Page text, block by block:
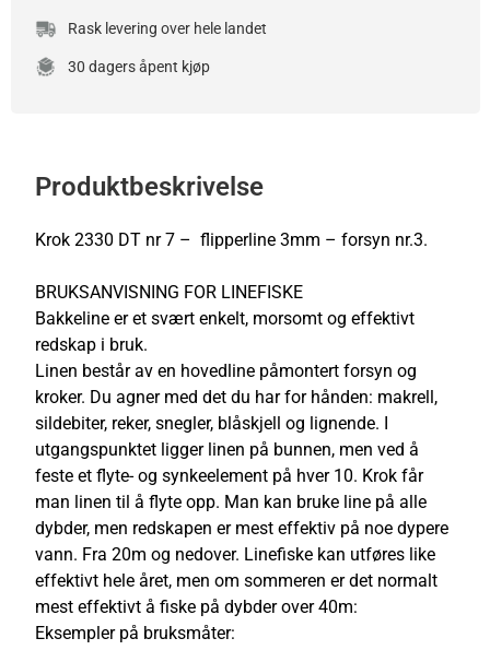
Rask levering over hele landet
30 dagers åpent kjøp
Produktbeskrivelse
Krok 2330 DT nr 7 – flipperline 3mm – forsyn nr.3.
BRUKSANVISNING FOR LINEFISKE
Bakkeline er et svært enkelt, morsomt og effektivt
redskap i bruk.
Linen består av en hovedline påmontert forsyn og
kroker. Du agner med det du har for hånden: makrell,
sildebiter, reker, snegler, blåskjell og lignende. I
utgangspunktet ligger linen på bunnen, men ved å
feste et flyte- og synkeelement på hver 10. Krok får
man linen til å flyte opp. Man kan bruke line på alle
dybder, men redskapen er mest effektiv på noe dypere
vann. Fra 20m og nedover. Linefiske kan utføres like
effektivt hele året, men om sommeren er det normalt
mest effektivt å fiske på dybder over 40m:
Eksempler på bruksmåter: